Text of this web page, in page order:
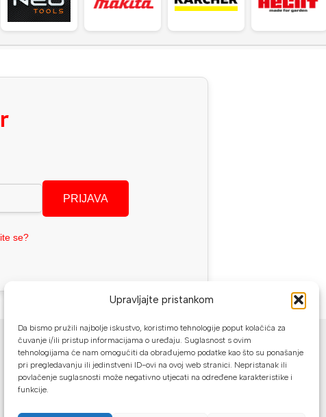
Upravljajte pristankom
Da bismo pružili najbolje iskustvo, koristimo tehnologije poput kolačića za
čuvanje i/ili pristup informacijama o uređaju. Suglasnost s ovim
tehnologijama će nam omogućiti da obrađujemo podatke kao što su ponašanje
pri pregledavanju ili jedinstveni ID-ovi na ovoj web stranici. Nepristanak ili
povlačenje suglasnosti može negativno utjecati na određene karakteristike i
funkcije.
PRIJAVA
se?
NAČINI PLAĆANJA
U našoj web trgovini možete platiti: